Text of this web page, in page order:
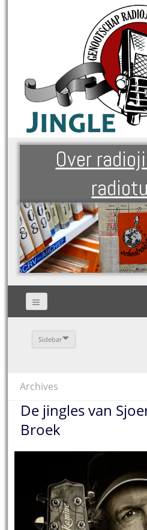
Over
Sidebar
Archives
De jingles van
Broek